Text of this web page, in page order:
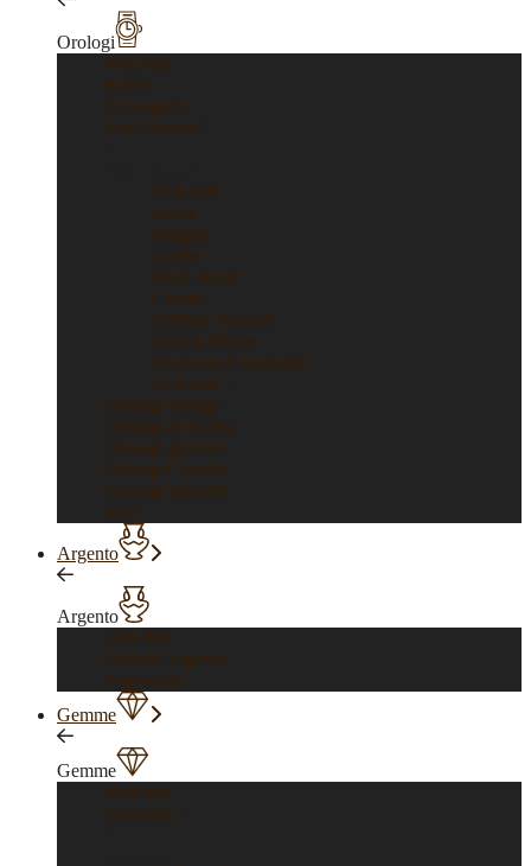
Orologi
Vedi tutti
Rolex
Cronografi
Tutti i brand
Vedi tutti
Rolex
Bulgari
Cartier
Mont Blanc
Corum
Officine Panerai
Franck Muller
Vacheron Constantin
Vedi tutti >
Orologi vintage
Orologi di Forma
Orologi gioiello
Orologi Classici
Orologi Sportivi
Sold
Argento
Argento
Vedi tutti
Gioielli Argento
Argenteria
Gemme
Gemme
Vedi tutti
Diamanti